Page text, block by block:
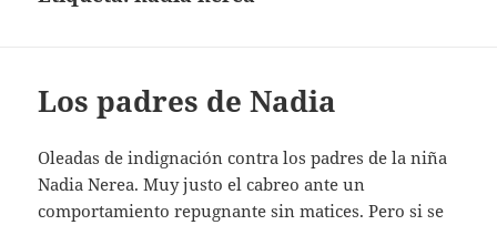
Los padres de Nadia
Oleadas de indignación contra los padres de la niña
Nadia Nerea. Muy justo el cabreo ante un
comportamiento repugnante sin matices. Pero si se